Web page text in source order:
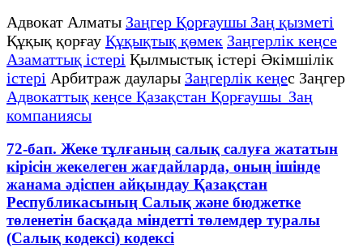
Адвокат Алматы Заңгер Қорғаушы Заң қызметі
Құқық қорғау Құқықтық қөмек Заңгерлік кеңсе
Азаматтық істері Қылмыстық істері Әкімшілік
істері Арбитраж даулары Заңгерлік кеңес Заңгер
Адвокаттық кеңсе Қазақстан Қорғаушы Заң
компаниясы
72-бап. Жеке тұлғаның салық салуға жататын
кірісін жекелеген жағдайларда, оның ішінде
жанама әдіспен айқындау Қазақстан
Республикасының Салық және бюджетке
төленетін басқада міндетті төлемдер туралы
(Салық кодексі) кодексі